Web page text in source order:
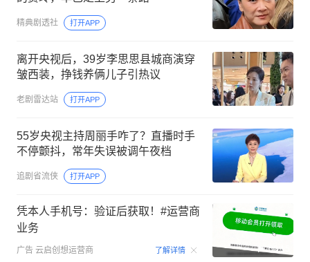
精典剧透社 打开APP
离开央视后，39岁李思思县城商演穿
皱西装，挣钱养俩儿子引热议
老剧雷达站 打开APP
55岁央视主持周丽手咋了？直播时手
不停颤抖，常年失误被调午夜档
追剧省流侠 打开APP
凭本人手机号：验证后获取！#运营商
业务
广告 云启创想运营商 了解详情 00:15